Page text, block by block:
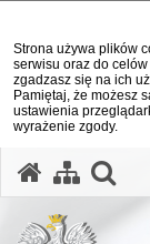
Strona używa plików
serwisu oraz do
zgadzasz się na ich
Pamiętaj, że możesz
ustawienia
wyrażenie zgody.